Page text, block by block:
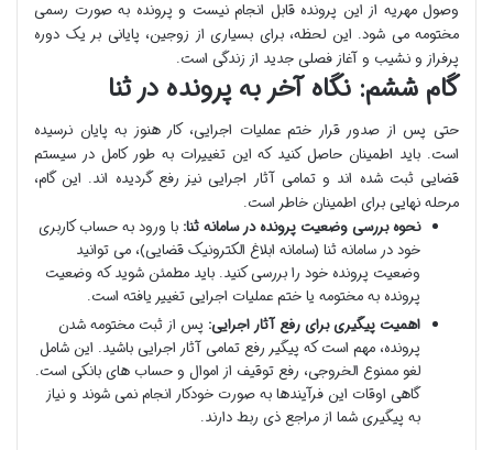
وصول مهریه از این پرونده قابل انجام نیست و پرونده به صورت رسمی
مختومه می شود. این لحظه، برای بسیاری از زوجین، پایانی بر یک دوره
پرفراز و نشیب و آغاز فصلی جدید از زندگی است.
گام ششم: نگاه آخر به پرونده در ثنا
حتی پس از صدور قرار ختم عملیات اجرایی، کار هنوز به پایان نرسیده
است. باید اطمینان حاصل کنید که این تغییرات به طور کامل در سیستم
قضایی ثبت شده اند و تمامی آثار اجرایی نیز رفع گردیده اند. این گام،
مرحله نهایی برای اطمینان خاطر است.
نحوه بررسی وضعیت پرونده در سامانه ثنا: با ورود به حساب کاربری
خود در سامانه ثنا (سامانه ابلاغ الکترونیک قضایی)، می توانید
وضعیت پرونده خود را بررسی کنید. باید مطمئن شوید که وضعیت
پرونده به مختومه یا ختم عملیات اجرایی تغییر یافته است.
اهمیت پیگیری برای رفع آثار اجرایی: پس از ثبت مختومه شدن
پرونده، مهم است که پیگیر رفع تمامی آثار اجرایی باشید. این شامل
لغو ممنوع الخروجی، رفع توقیف از اموال و حساب های بانکی است.
گاهی اوقات این فرآیندها به صورت خودکار انجام نمی شوند و نیاز
به پیگیری شما از مراجع ذی ربط دارند.